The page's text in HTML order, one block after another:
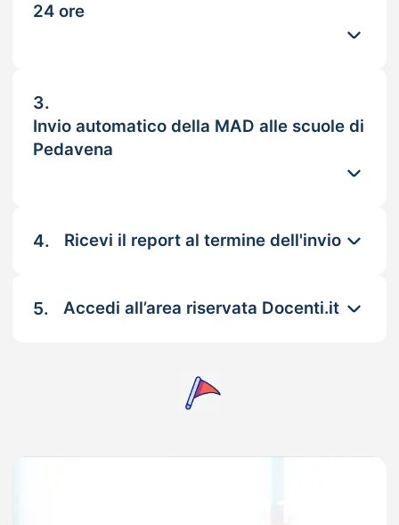
24 ore
3.
Invio automatico della MAD alle scuole di
Pedavena
4. Ricevi il report al termine dell'invio
5. Accedi all’area riservata Docenti.it